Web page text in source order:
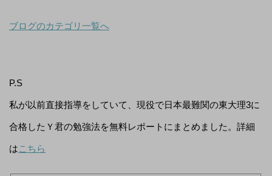
ブログのカテゴリ一覧へ
P.S
私が以前直接指導をしていて、現役で日本最難関の東大理3に
合格したＹ君の勉強法を無料レポートにまとめました。詳細
はこちら